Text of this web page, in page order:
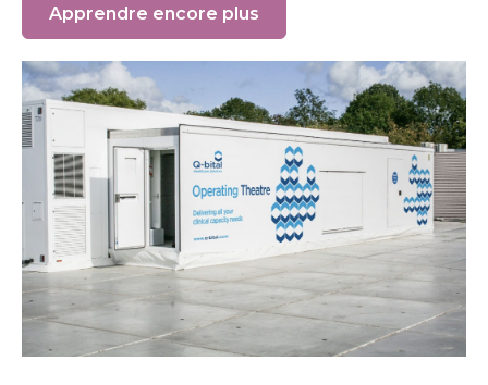
Apprendre encore plus